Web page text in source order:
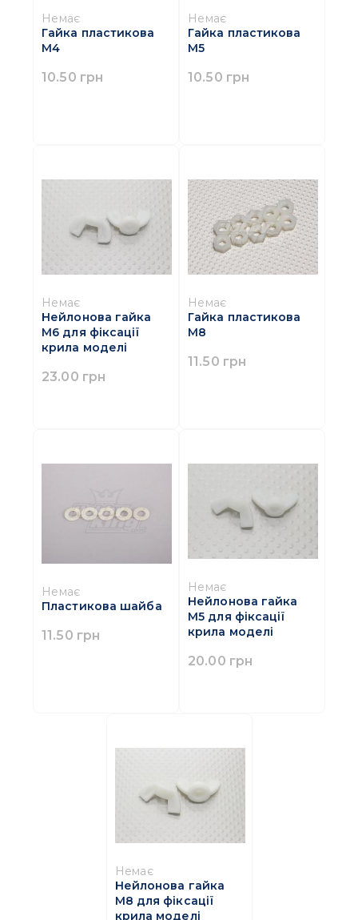
Немає
Гайка пластикова
М4
10.50 грн
Немає
Гайка пластикова
М5
10.50 грн
Немає
Нейлонова гайка
М6 для фіксації
крила моделі
23.00 грн
Немає
Гайка пластикова
М8
11.50 грн
Немає
Пластикова шайба
11.50 грн
Немає
Нейлонова гайка
М5 для фіксації
крила моделі
20.00 грн
Немає
Нейлонова гайка
М8 для фіксації
крила моделі